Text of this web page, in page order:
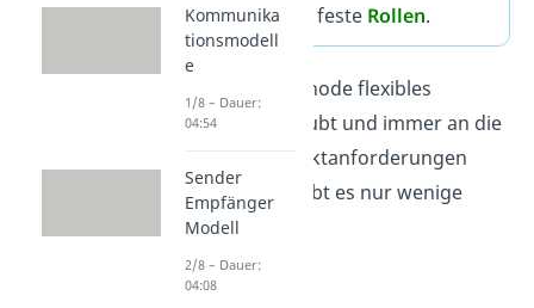
Dokumenteund feste Rollen.
Da die Scrum Methode flexibles
Management erlaubt und immer an die
veränderten Projektanforderungen
angepasst wird, gibt es nur wenige
Regeln.
Kommunika
tionsmodell
e
1/8 – Dauer:
04:54
Sender
Empfänger
Modell
2/8 – Dauer:
04:08